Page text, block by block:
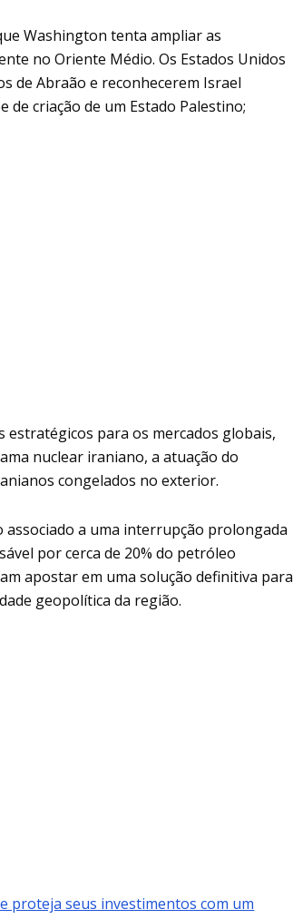
Washington tenta ampliar as
no Oriente Médio. Os Estados Unidos
de Abraão e reconhecerem Israel
de criação de um Estado Palestino;
estratégicos para os mercados globais,
nuclear iraniano, a atuação do
congelados no exterior.
a uma interrupção prolongada
por cerca de 20% do petróleo
apostar em uma solução definitiva para
geopolítica da região.
proteja seus investimentos com um